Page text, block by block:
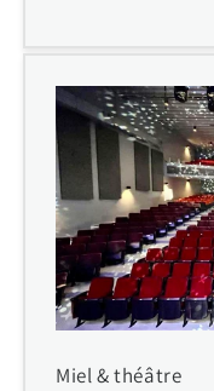
Miel & théâtre